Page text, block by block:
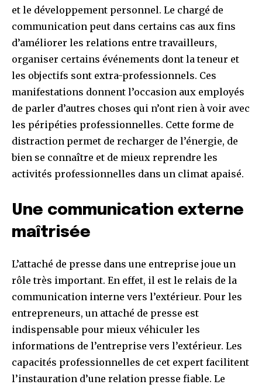
et le développement personnel. Le chargé de
communication peut dans certains cas aux fins
d’améliorer les relations entre travailleurs,
organiser certains événements dont la teneur et
les objectifs sont extra-professionnels. Ces
manifestations donnent l’occasion aux employés
de parler d’autres choses qui n’ont rien à voir avec
les péripéties professionnelles. Cette forme de
distraction permet de recharger de l’énergie, de
bien se connaître et de mieux reprendre les
activités professionnelles dans un climat apaisé.
Une communication externe
maîtrisée
L’attaché de presse dans une entreprise joue un
rôle très important. En effet, il est le relais de la
communication interne vers l’extérieur. Pour les
entrepreneurs, un attaché de presse est
indispensable pour mieux véhiculer les
informations de l’entreprise vers l’extérieur. Les
capacités professionnelles de cet expert facilitent
l’instauration d’une relation presse fiable. Le